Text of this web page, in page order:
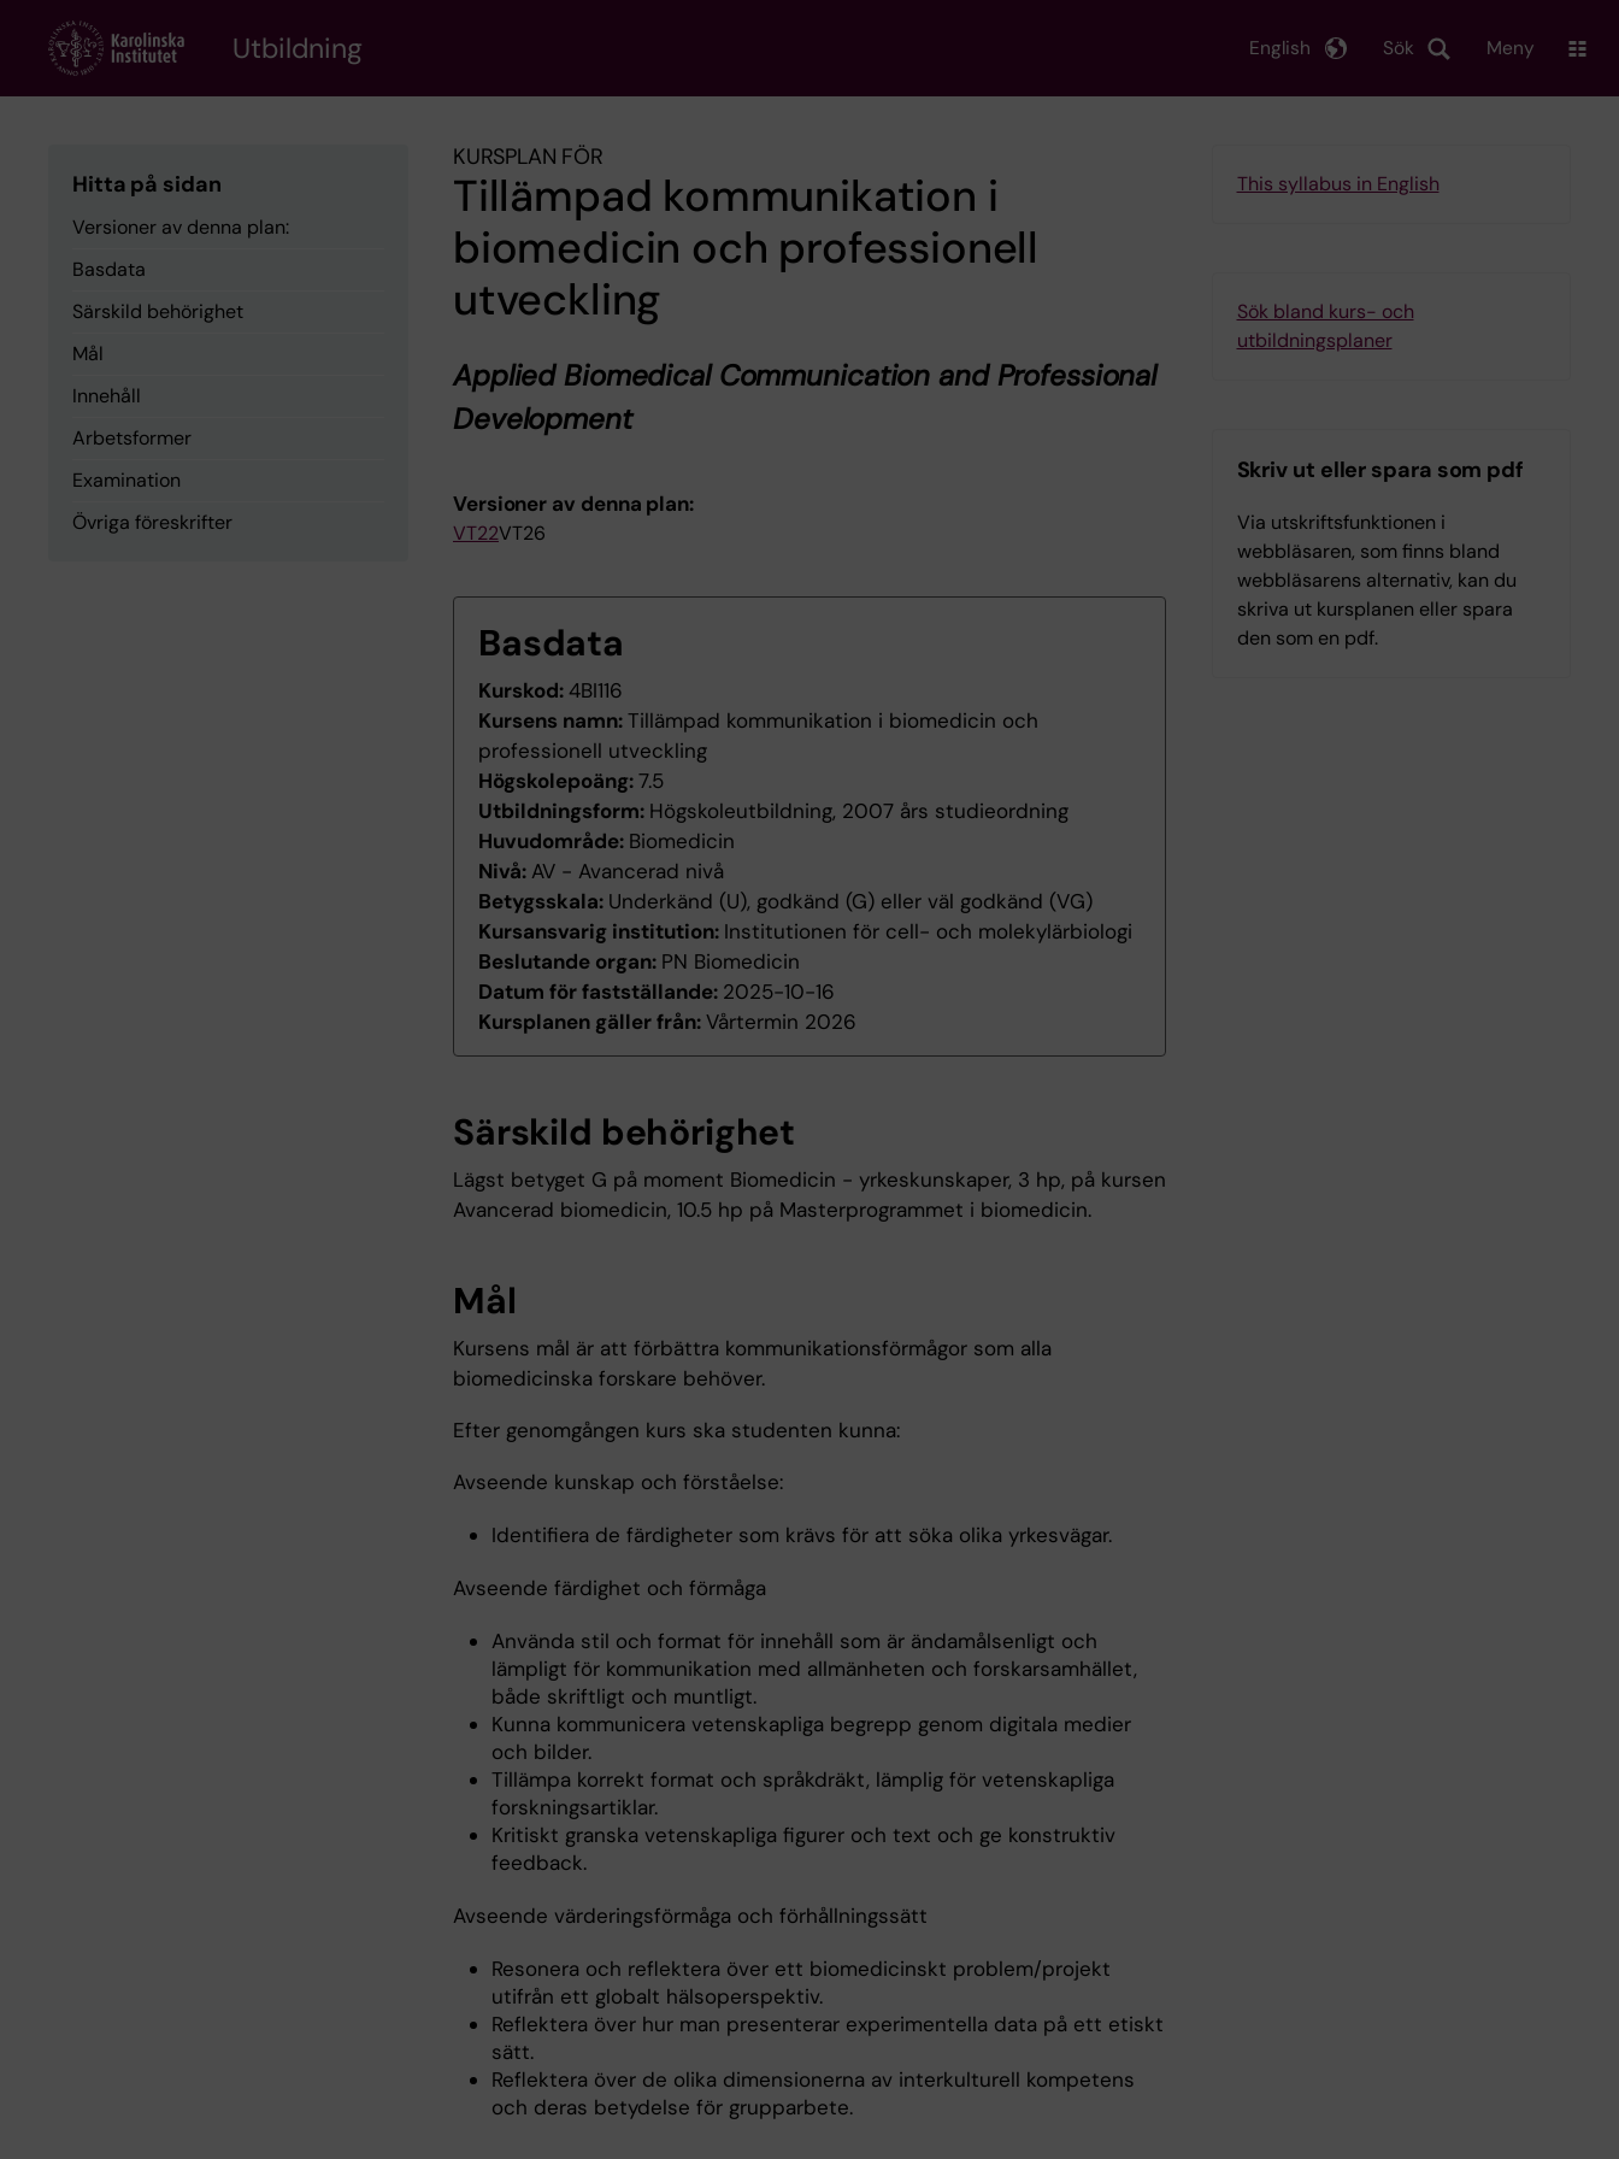
content
Utbildning Sök
English Meny
Hitta på sidan
Versioner av denna plan:
Basdata
Särskild behörighet
Mål
Innehåll
Arbetsformer
Examination
Övriga föreskrifter
KURSPLAN FÖR
Tillämpad kommunikation i
biomedicin och professionell
utveckling
Applied Biomedical Communication and Professional
Development
Versioner av denna plan:
VT22VT26
Basdata
Kurskod:4BI116
Kursens namn:Tillämpad kommunikation i biomedicin och
professionell utveckling
Högskolepoäng:7.5
Utbildningsform: Högskoleutbildning, 2007 års studieordning
Huvudområde: Biomedicin
Nivå: AV - Avancerad nivå
Betygsskala: Underkänd (U), godkänd (G) eller väl godkänd (VG)
Kursansvarig institution: Institutionen för cell- och molekylärbiologi
Beslutande organ: PN Biomedicin
Datum för fastställande: 2025-10-16
Kursplanen gäller från:Vårtermin 2026
Särskild behörighet
Lägst betyget G på moment Biomedicin - yrkeskunskaper, 3 hp, på kursen
Avancerad biomedicin, 10.5 hp på Masterprogrammet i biomedicin.
Mål
Kursens mål är att förbättra kommunikationsförmågor som alla
biomedicinska forskare behöver.
Efter genomgången kurs ska studenten kunna:
Avseende kunskap och förståelse:
Identifiera de färdigheter som krävs för att söka olika yrkesvägar.
Avseende färdighet och förmåga
Använda stil och format för innehåll som är ändamålsenligt och
lämpligt för kommunikation med allmänheten och forskarsamhället,
både skriftligt och muntligt.
Kunna kommunicera vetenskapliga begrepp genom digitala medier
och bilder.
Tillämpa korrekt format och språkdräkt, lämplig för vetenskapliga
forskningsartiklar.
Kritiskt granska vetenskapliga figurer och text och ge konstruktiv
feedback.
Avseende värderingsförmåga och förhållningssätt
Resonera och reflektera över ett biomedicinskt problem/projekt
utifrån ett globalt hälsoperspektiv.
Reflektera över hur man presenterar experimentella data på ett etiskt
sätt.
Reflektera över de olika dimensionerna av interkulturell kompetens
och deras betydelse för grupparbete.
This syllabus in English
Sök bland kurs- och
utbildningsplaner
Skriv ut eller spara som pdf
Via utskriftsfunktionen i
webbläsaren, som finns bland
webbläsarens alternativ, kan du
skriva ut kursplanen eller spara
den som en pdf.